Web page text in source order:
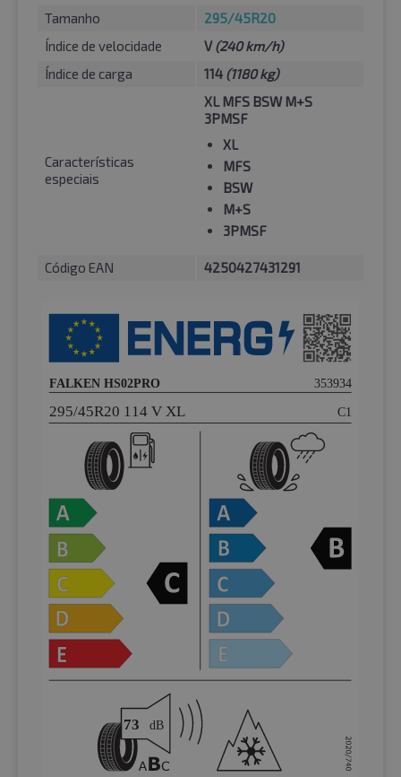
Tamanho
295/45R20
Índice de velocidade
V(240 km/h)
Índice de carga
114 (1180 kg)
Características
especiais
XL MFS BSW M+S
3PMSF
XL
MFS
BSW
M+S
3PMSF
Código EAN 4250427431291